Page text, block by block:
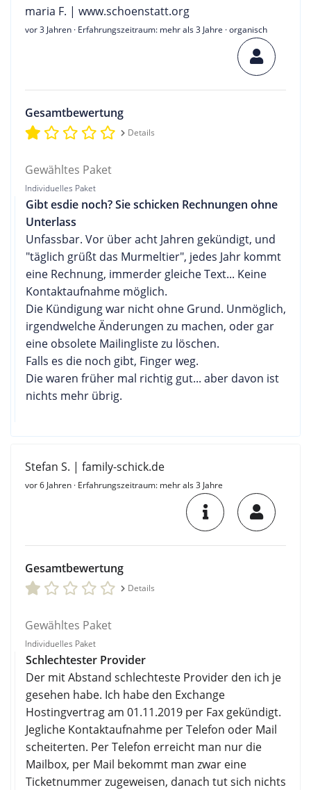
maria F. | www.schoenstatt.org
vor 3 Jahren · Erfahrungszeitraum: mehr als 3 Jahre · organisch
Gesamtbewertung
Details
Gewähltes Paket
Individuelles Paket
Gibt esdie noch? Sie schicken Rechnungen ohne
Unterlass
Unfassbar. Vor über acht Jahren gekündigt, und
"täglich grüßt das Murmeltier", jedes Jahr kommt
eine Rechnung, immerder gleiche Text... Keine
Kontaktaufnahme möglich.
Die Kündigung war nicht ohne Grund. Unmöglich,
irgendwelche Änderungen zu machen, oder gar
eine obsolete Mailingliste zu löschen.
Falls es die noch gibt, Finger weg.
Die waren früher mal richtig gut... aber davon ist
nichts mehr übrig.
Stefan S. | family-schick.de
vor 6 Jahren · Erfahrungszeitraum: mehr als 3 Jahre
Gesamtbewertung
Details
Gewähltes Paket
Individuelles Paket
Schlechtester Provider
Der mit Abstand schlechteste Provider den ich je
gesehen habe. Ich habe den Exchange
Hostingvertrag am 01.11.2019 per Fax gekündigt.
Jegliche Kontaktaufnahme per Telefon oder Mail
scheiterten. Per Telefon erreicht man nur die
Mailbox, per Mail bekommt man zwar eine
Ticketnummer zugeweisen, danach tut sich nichts